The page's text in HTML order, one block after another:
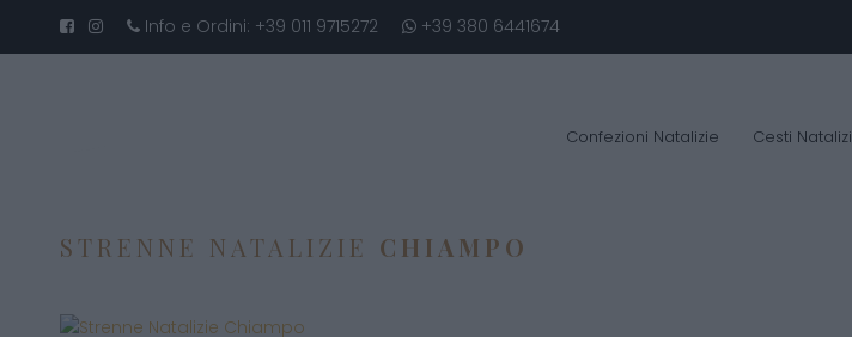
Info e Ordini: +39 011 9715272 +39 380 6441674
Confezioni Natalizie Cesti
STRENNE NATALIZIE CHIAMPO